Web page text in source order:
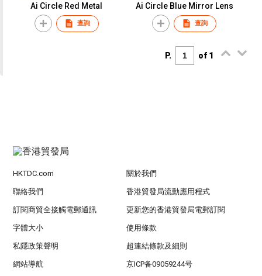
Ai Circle Red Metal
查詢
Ai Circle Blue Mirror Lens
查詢
P. of 1
HKTDC.com 關於我們
聯絡我們 香港貿發局流動應用程式
訂閱商貿全接觸電郵通訊 更新您的香港貿發局電郵訂閱
字體大小 使用條款
私隱政策聲明 超連結條款及細則
網站導航 京ICP备09059244号